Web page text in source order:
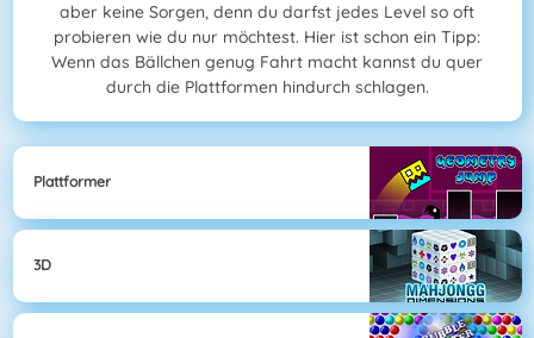
aber keine Sorgen, denn du darfst jedes Level so oft
probieren wie du nur möchtest. Hier ist schon ein Tipp:
Wenn das Bällchen genug Fahrt macht kannst du quer
durch die Plattformen hindurch schlagen.
Plattformer
3D